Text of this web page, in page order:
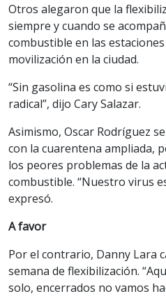
Otros alegaron que la
siempre y cuando se
combustible en las
movilización en la ciudad.
“Sin gasolina es como si
radical”, dijo Cary Salazar.
Asimismo, Oscar Rodríguez
con la cuarentena ampliada,
los peores problemas de la
combustible. “Nuestro virus
expresó.
A favor
Por el contrario, Danny Lara
semana de flexibilización.
solo, encerrados no vamos